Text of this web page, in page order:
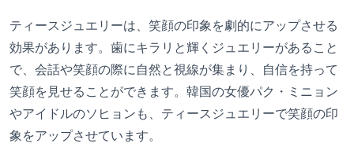
ティースジュエリーは、笑顔の印象を劇的にアップさせる
効果があります。歯にキラリと輝くジュエリーがあること
で、会話や笑顔の際に自然と視線が集まり、自信を持って
笑顔を見せることができます。韓国の女優パク・ミニョン
やアイドルのソヒョンも、ティースジュエリーで笑顔の印
象をアップさせています。